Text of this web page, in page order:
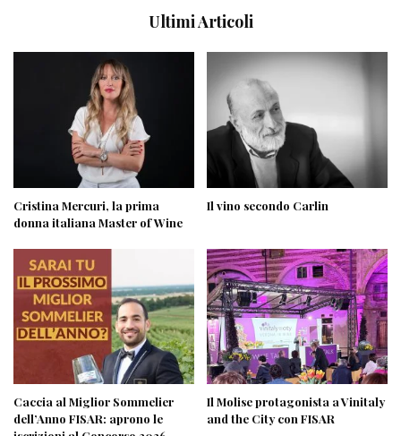
Ultimi Articoli
Cristina Mercuri, la prima
donna italiana Master of Wine
Il vino secondo Carlin
Caccia al Miglior Sommelier
dell’Anno FISAR: aprono le
Il Molise protagonista a Vinitaly
and the City con FISAR